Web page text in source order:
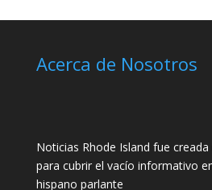
Acerca de Nosotros
Noticias Rhode Island fue
para cubrir el vacío informativo
hispano parlante